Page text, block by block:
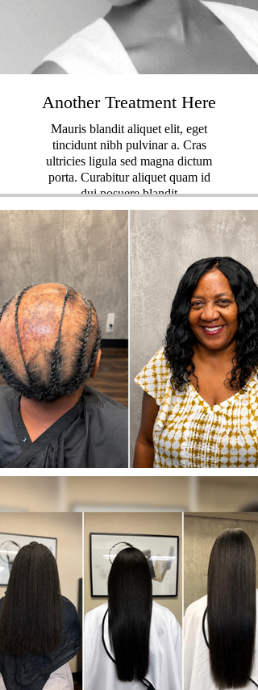
Another Treatment Here
Mauris blandit aliquet elit, eget
tincidunt nibh pulvinar a. Cras
ultricies ligula sed magna dictum
porta. Curabitur aliquet quam id
dui posuere blandit